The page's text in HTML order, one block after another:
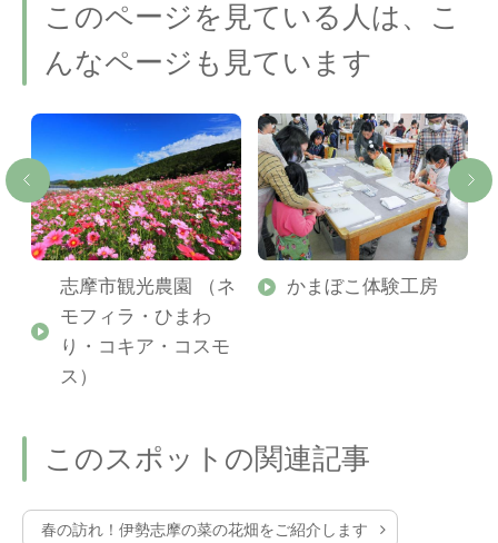
このページを見ている人は、こ
んなページも見ています
志摩市観光農園 （ネ
モフィラ・ひまわ
り・コキア・コスモ
ス）
かまぼこ体験工房
このスポットの関連記事
春の訪れ！伊勢志摩の菜の花畑をご紹介します